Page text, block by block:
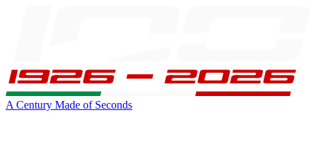
A Century Made of Seconds